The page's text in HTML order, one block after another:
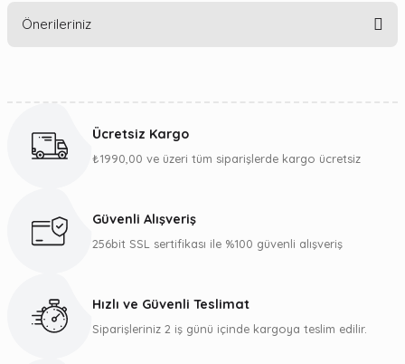
Önerileriniz
Görüş ve önerileriniz için teşekkür ederiz.
Ürün bilgilerinde hatalar bulunuyor.
Ücretsiz Kargo
₺1990,00 ve üzeri tüm siparişlerde kargo ücretsiz
Güvenli Alışveriş
256bit SSL sertifikası ile %100 güvenli alışveriş
Hızlı ve Güvenli Teslimat
Siparişleriniz 2 iş günü içinde kargoya teslim edilir.